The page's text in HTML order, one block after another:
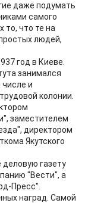
даже подумать
самого
то, что те на
людей,
год в Киеве.
занимался
и
колонии.
заместителем
директором
Якутского
деловую газету
"Вести", а
Пресс".
наград. Самой